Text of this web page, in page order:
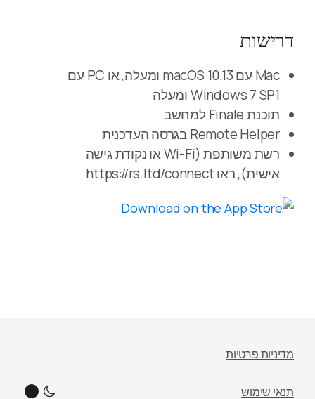
דרישות
Mac עם macOS 10.13 ומעלה, או PC עם
Windows 7 SP1 ומעלה
תוכנת Finale למחשב
Remote Helper בגרסה העדכנית
רשת משותפת (Wi-Fi או נקודת גישה
אישית), ראו https://rs.ltd/connect
מדיניות פרטיות
תנאי שימוש